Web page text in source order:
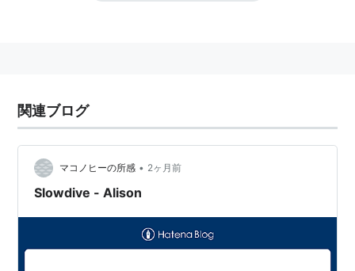
アーティスト:藍井エイル
メディア:
シューゲイザー(初回生産限定盤
関連ブログ
マコノヒーの所感 • 2ヶ月前
Slowdive - Alison